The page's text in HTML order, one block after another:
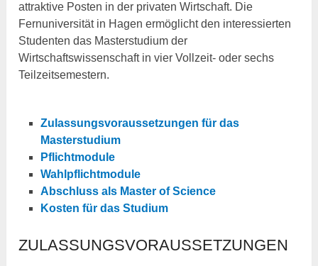
attraktive Posten in der privaten Wirtschaft. Die
Fernuniversität in Hagen ermöglicht den interessierten
Studenten das Masterstudium der
Wirtschaftswissenschaft in vier Vollzeit- oder sechs
Teilzeitsemestern.
Zulassungsvoraussetzungen für das
Masterstudium
Pflichtmodule
Wahlpflichtmodule
Abschluss als Master of Science
Kosten für das Studium
ZULASSUNGSVORAUSSETZUNGEN